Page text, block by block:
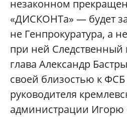
незаконном
«ДИСКОНТа» — будет
не Генпрокуратура, а
при ней Следственный
глава Александр
своей близостью к
руководителя
администрации Игорю